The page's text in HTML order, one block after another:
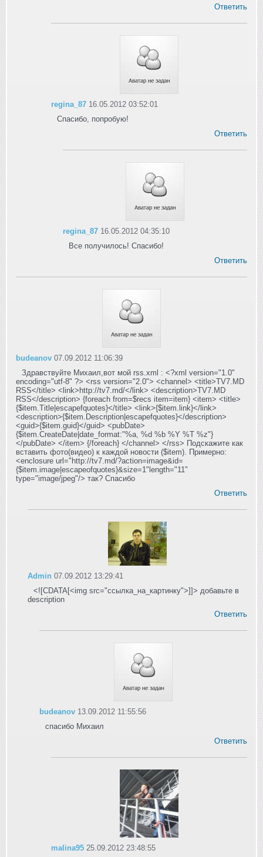
Ответить
regina_87 16.05.2012 03:52:01
Спасибо, попробую!
Ответить
regina_87 16.05.2012 04:35:10
Все получилось! Спасибо!
Ответить
budeanov 07.09.2012 11:06:39
Здравствуйте Михаил,вот мой rss.xml : <?xml version="1.0"
encoding="utf-8" ?> <rss version="2.0"> <channel> <title>TV7.MD
RSS</title> <link>http://tv7.md/</link> <description>TV7.MD
RSS</description> {foreach from=$recs item=item} <item> <title>
{$item.Title|escapefquotes}</title> <link>{$item.link}</link>
<description>{$item.Description|escapefquotes}</description>
<guid>{$item.guid}</guid> <pubDate>
{$item.CreateDate|date_format:"%a, %d %b %Y %T %z"}
</pubDate> </item> {/foreach} </channel> </rss> Подскажите как
вставить фото(видео) к каждой новости ($item). Примерно:
<enclosure url="http://tv7.md/?action=image&id=
{$item.image|escapeofquotes}&size=1"length="11"
type="image/jpeg"/> так? Спасибо
Ответить
Admin 07.09.2012 13:29:41
<![CDATA[<img src="ссылка_на_картинку">]]> добавьте в
description
Ответить
budeanov 13.09.2012 11:55:56
спасибо Михаил
Ответить
malina95 25.09.2012 23:48:55